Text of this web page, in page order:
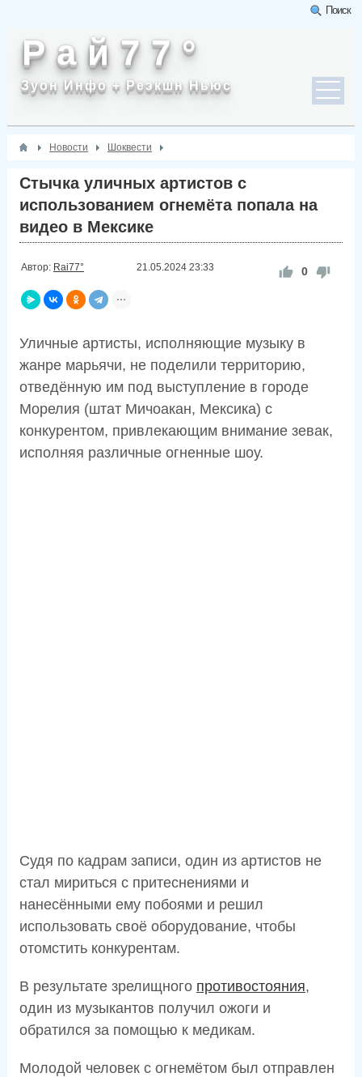
Поиск
Р а й 7 7 °
Зуон Инфо + Реэкшн Ньюс
Новости Шоквести
Стычка уличных артистов с
использованием огнемёта попала на
видео в Мексике
Автор: Rai77° 21.05.2024 23:33 0
Уличные артисты, исполняющие музыку в
жанре марьячи, не поделили территорию,
отведённую им под выступление в городе
Морелия (штат Мичоакан, Мексика) с
конкурентом, привлекающим внимание зевак,
исполняя различные огненные шоу.
Судя по кадрам записи, один из артистов не
стал мириться с притеснениями и
нанесёнными ему побоями и решил
использовать своё оборудование, чтобы
отомстить конкурентам.
В результате зрелищного противостояния,
один из музыкантов получил ожоги и
обратился за помощью к медикам.
Молодой человек с огнемётом был отправлен